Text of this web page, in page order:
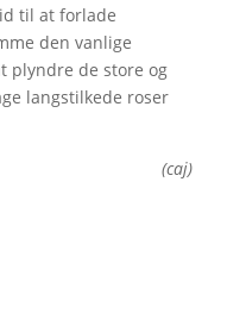
til at forlade
den vanlige
plyndre de store og
langstilkede roser
(caj)